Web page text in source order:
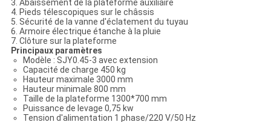
3. Abaissement de la plateforme auxiliaire
4. Pieds télescopiques sur le châssis
5. Sécurité de la vanne d'éclatement du tuyau
6. Armoire électrique étanche à la pluie
7. Clôture sur la plateforme
Principaux paramètres
Modèle : SJY0.45-3 avec extension
Capacité de charge 450 kg
Hauteur maximale 3000 mm
Hauteur minimale 800 mm
Taille de la plateforme 1300*700 mm
Puissance de levage 0,75 kw
Tension d'alimentation 1 phase/220 V/50 Hz